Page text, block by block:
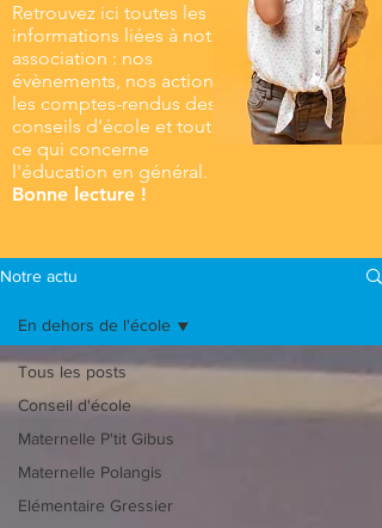
Notre actu
Tous les posts
Conseil d'école
Maternelle P'tit Gibus
Maternelle Polangis
Elémentaire Gressier
En dehors de l'école
Retrouvez ici toutes les
informations liées à notre
association : nos
évènements, nos actions,
les comptes-rendus des
conseils d'école et tout
ce qui concerne
l'éducation en général.
Bonne lecture !